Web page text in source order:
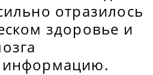
отразилось
здоровье и
информацию.